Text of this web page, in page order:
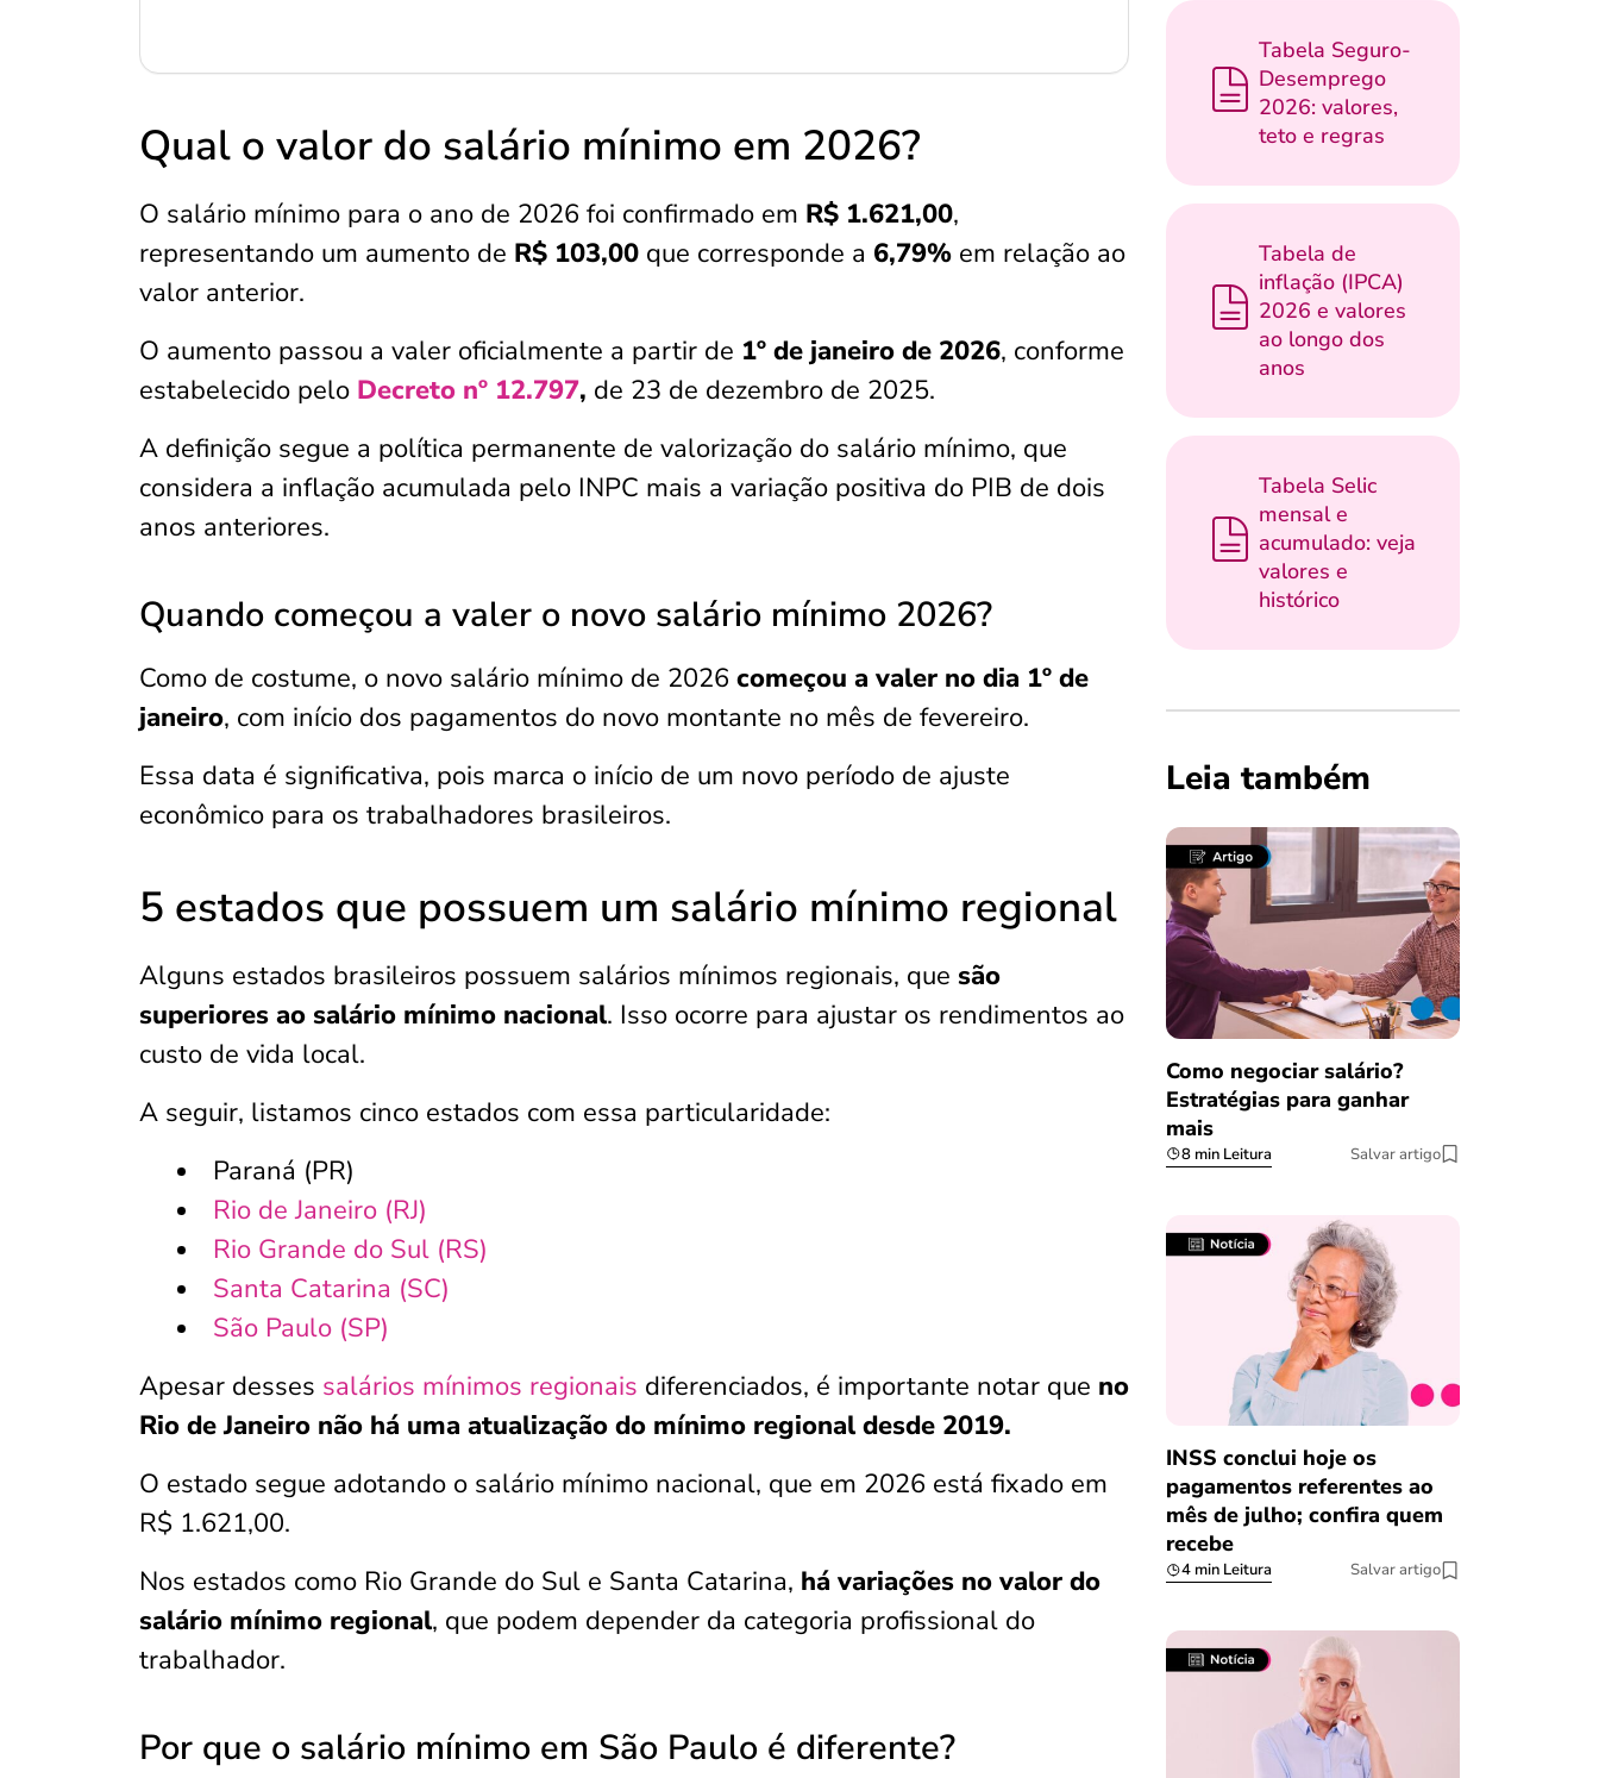
Qual o valor do salário mínimo em 2026?
O salário mínimo para o ano de 2026 foi confirmado em R$ 1.621,00,
representando um aumento de R$ 103,00 que corresponde a 6,79% em relação ao
valor anterior.
O aumento passou a valer oficialmente a partir de 1º de janeiro de 2026, conforme
estabelecido pelo Decreto nº 12.797, de 23 de dezembro de 2025.
A definição segue a política permanente de valorização do salário mínimo, que
considera a inflação acumulada pelo INPC mais a variação positiva do PIB de dois
anos anteriores.
Quando começou a valer o novo salário mínimo 2026?
Como de costume, o novo salário mínimo de 2026 começou a valer no dia 1º de
janeiro, com início dos pagamentos do novo montante no mês de fevereiro.
Essa data é significativa, pois marca o início de um novo período de ajuste
econômico para os trabalhadores brasileiros.
5 estados que possuem um salário mínimo regional
Alguns estados brasileiros possuem salários mínimos regionais, que são
superiores ao salário mínimo nacional. Isso ocorre para ajustar os rendimentos ao
custo de vida local.
A seguir, listamos cinco estados com essa particularidade:
Paraná (PR)
Rio de Janeiro (RJ)
Rio Grande do Sul (RS)
Santa Catarina (SC)
São Paulo (SP)
Apesar desses salários mínimos regionais diferenciados, é importante notar que no
Rio de Janeiro não há uma atualização do mínimo regional desde 2019.
O estado segue adotando o salário mínimo nacional, que em 2026 está fixado em
R$ 1.621,00.
Nos estados como Rio Grande do Sul e Santa Catarina, há variações no valor do
salário mínimo regional, que podem depender da categoria profissional do
trabalhador.
Por que o salário mínimo em São Paulo é diferente?
Tabela Seguro-
Desemprego
2026: valores,
teto e regras
Tabela de
inflação (IPCA)
2026 e valores
ao longo dos
anos
Tabela Selic
mensal e
acumulado: veja
valores e
histórico
Leia também
Como negociar salário?
Estratégias para ganhar
mais
8 min Leitura Salvar artigo
INSS conclui hoje os
pagamentos referentes ao
mês de julho; confira quem
recebe
4 min Leitura Salvar artigo